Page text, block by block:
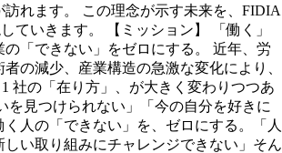
訪れます。 この理念が示す未来を、FIDIA
ていきます。 【ミッション】 「働く」
の「できない」をゼロにする。 近年、労
の減少、産業構造の急激な変化により、
社の「在り方」、が大きく変わりつつあ
を見つけられない」「今の自分を好きに
人の「できない」を、ゼロにする。「人
い取り組みにチャレンジできない」そん